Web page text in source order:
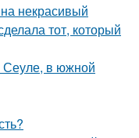
некрасивый
тот, который
Сеуле, в южной